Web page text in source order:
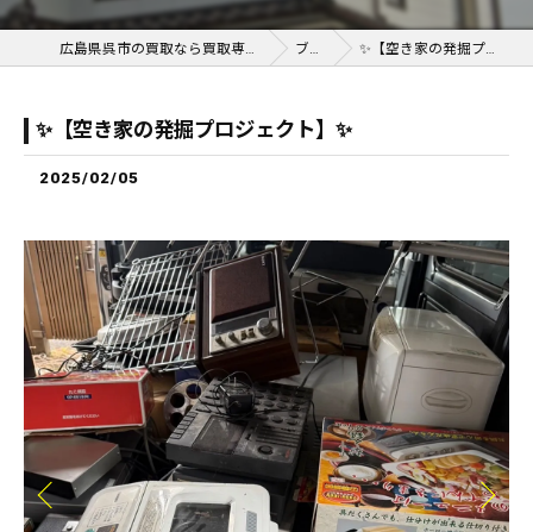
広島県呉市の買取なら買取専門いくらや呉広店 ブログ ✨【空き家の発掘プロジェクト】✨
✨【空き家の発掘プロジェクト】✨
2025/02/05